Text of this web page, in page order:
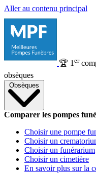
Aller au contenu principal
🏆 1 er
obsèques
Obsèques
Comparer les pompes
Choisir une pompe
Choisir un
Choisir un funérarium
Choisir un cimetière
En savoir plus sur la